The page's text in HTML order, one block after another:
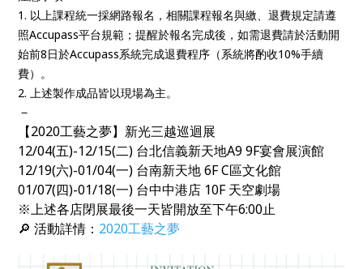
1. 以上課程統一採網路報名，相關課程報名與繳、退費規定請遵
照Accupass平台規範；提醒於報名完成後，如需退費請於活動開
始前8日於Accupass系統完成退費程序（系統將酌收10%手續
費）。
2. 上述製作成品皆以現場為主。
－
【2020工藝之夢】新光三越巡迴展
12/04(五)-12/15(二) 台北信義新天地A9 9F宴會展演館
12/19(六)-01/04(一) 台南新天地 6F C區文化館
01/07(四)-01/18(一) 台中中港店 10F 天空劇場
※上述各店閉展最後一天皆開放至下午6:00止
🔎 活動詳情： 2020工藝之夢